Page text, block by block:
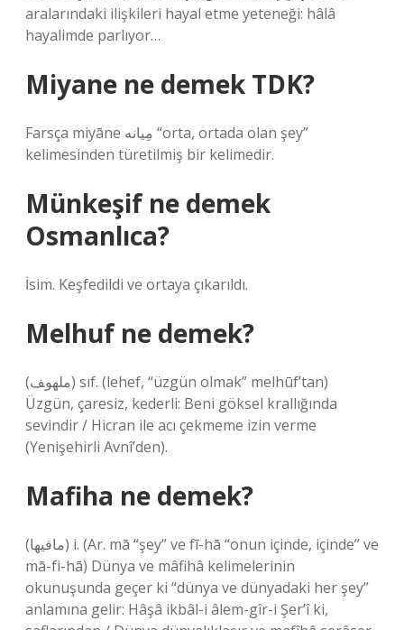
aralarındaki ilişkileri hayal etme yeteneği: hâlâ
hayalimde parlıyor…
Miyane ne demek TDK?
Farsça miyāne مِیانه “orta, ortada olan şey”
kelimesinden türetilmiş bir kelimedir.
Münkeşif ne demek
Osmanlıca?
İsim. Keşfedildi ve ortaya çıkarıldı.
Melhuf ne demek?
(ﻣﻠﻬﻮﻒ) sıf. (lehef, “üzgün olmak” melhūf’tan)
Üzgün, çaresiz, kederli: Beni göksel krallığında
sevindir / Hicran ile acı çekmeme izin verme
(Yenişehirli Avnî’den).
Mafiha ne demek?
(ﻣﺎﻓﻴﻬﺎ) i. (Ar. mā “şey” ve fī-hā “onun içinde, içinde” ve
mā-fі-hā) Dünya ve mâfihâ kelimelerinin
okunuşunda geçer ki “dünya ve dünyadaki her şey”
anlamına gelir: Hâşâ ikbâl-i âlem-gîr-i Şer’î ki,